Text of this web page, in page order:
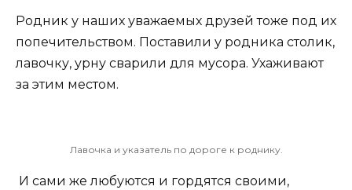
Родник у наших уважаемых друзей тоже под их
попечительством. Поставили у родника столик,
лавочку, урну сварили для мусора. Ухаживают
за этим местом.
Лавочка и указатель по дороге к роднику.
И сами же любуются и гордятся своими,